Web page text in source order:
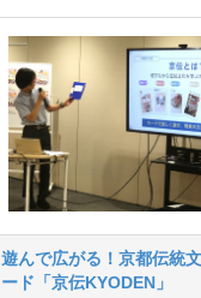
遊んで広がる！京都伝統
ード「京伝KYODEN」